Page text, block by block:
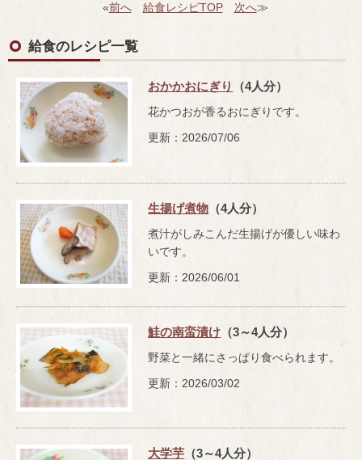
«前へ 給食レシピTOP 次へ≫
給食のレシピ一覧
おかかおにぎり （4人分）
花かつおが香るおにぎりです。
更新：2026/07/06
生揚げ煮物 （4人分）
煮汁がしみこんだ生揚げが優しい味わ
いです。
更新：2026/06/01
鮭の南蛮漬け （3～4人分）
野菜と一緒にさっぱり食べられます。
更新：2026/03/02
大学芋 （3～4人分）